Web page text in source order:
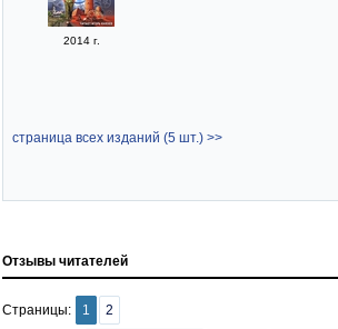
2014 г.
страница всех изданий (5 шт.) >>
Отзывы читателей
Страницы: 1 2